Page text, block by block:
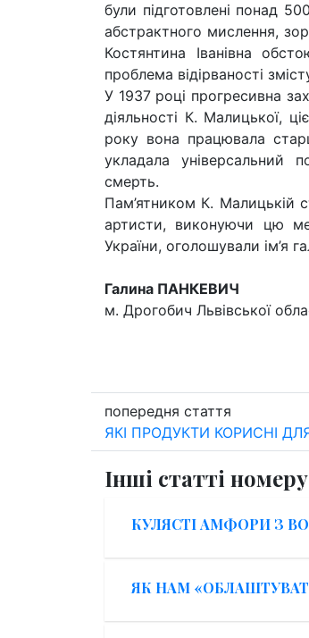
були підготовлені понад
абстрактного мислення,
Костянтина Іванівна
проблема відірваності
У 1937 році прогресивна
діяльності К. Малицької,
року вона працювала
укладала універсальний
смерть.
Пам’ятником К. Малицькій
артисти, виконуючи цю
України, оголошували ім’я
Галина ПАНКЕВИЧ
м. Дрогобич Львівської
попередня стаття
ЯКІ ПРОДУКТИ КОРИСНІ
Інші статті номеру
КУЛЯСТІ АМФОРИ З
ЯК НАМ